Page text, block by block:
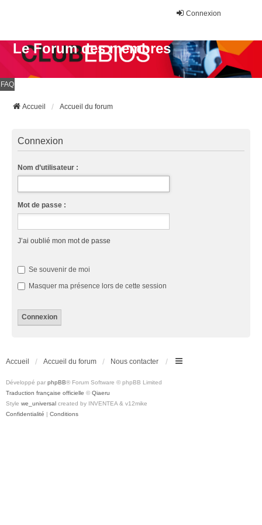
Connexion
Le Forum des membres
FAQ
Accueil Accueil du forum
Connexion
Nom d’utilisateur :
Mot de passe :
J’ai oublié mon mot de passe
Se souvenir de moi
Masquer ma présence lors de cette session
Accueil Accueil du forum Nous contacter
Développé par phpBB® Forum Software © phpBB Limited
Traduction française officielle © Qiaeru
Style we_universal created by INVENTEA & v12mike
Confidentialité | Conditions